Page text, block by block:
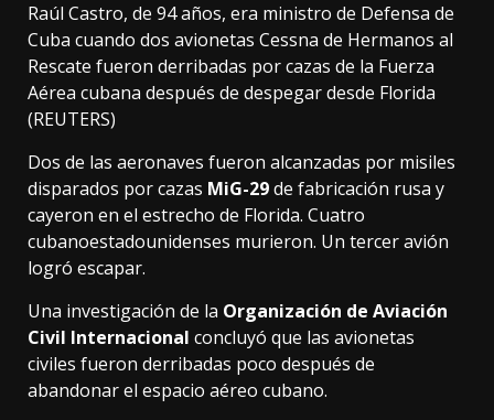
Raúl Castro, de 94 años, era ministro de Defensa de
Cuba cuando dos avionetas Cessna de Hermanos al
Rescate fueron derribadas por cazas de la Fuerza
Aérea cubana después de despegar desde Florida
(REUTERS)
Dos de las aeronaves fueron alcanzadas por misiles
disparados por cazas MiG-29de fabricación rusa y
cayeron en el estrecho de Florida. Cuatro
cubanoestadounidenses murieron. Un tercer avión
logró escapar.
Una investigación de la Organización de Aviación
Civil Internacional concluyó que las avionetas
civiles fueron derribadas poco después de
abandonar el espacio aéreo cubano.